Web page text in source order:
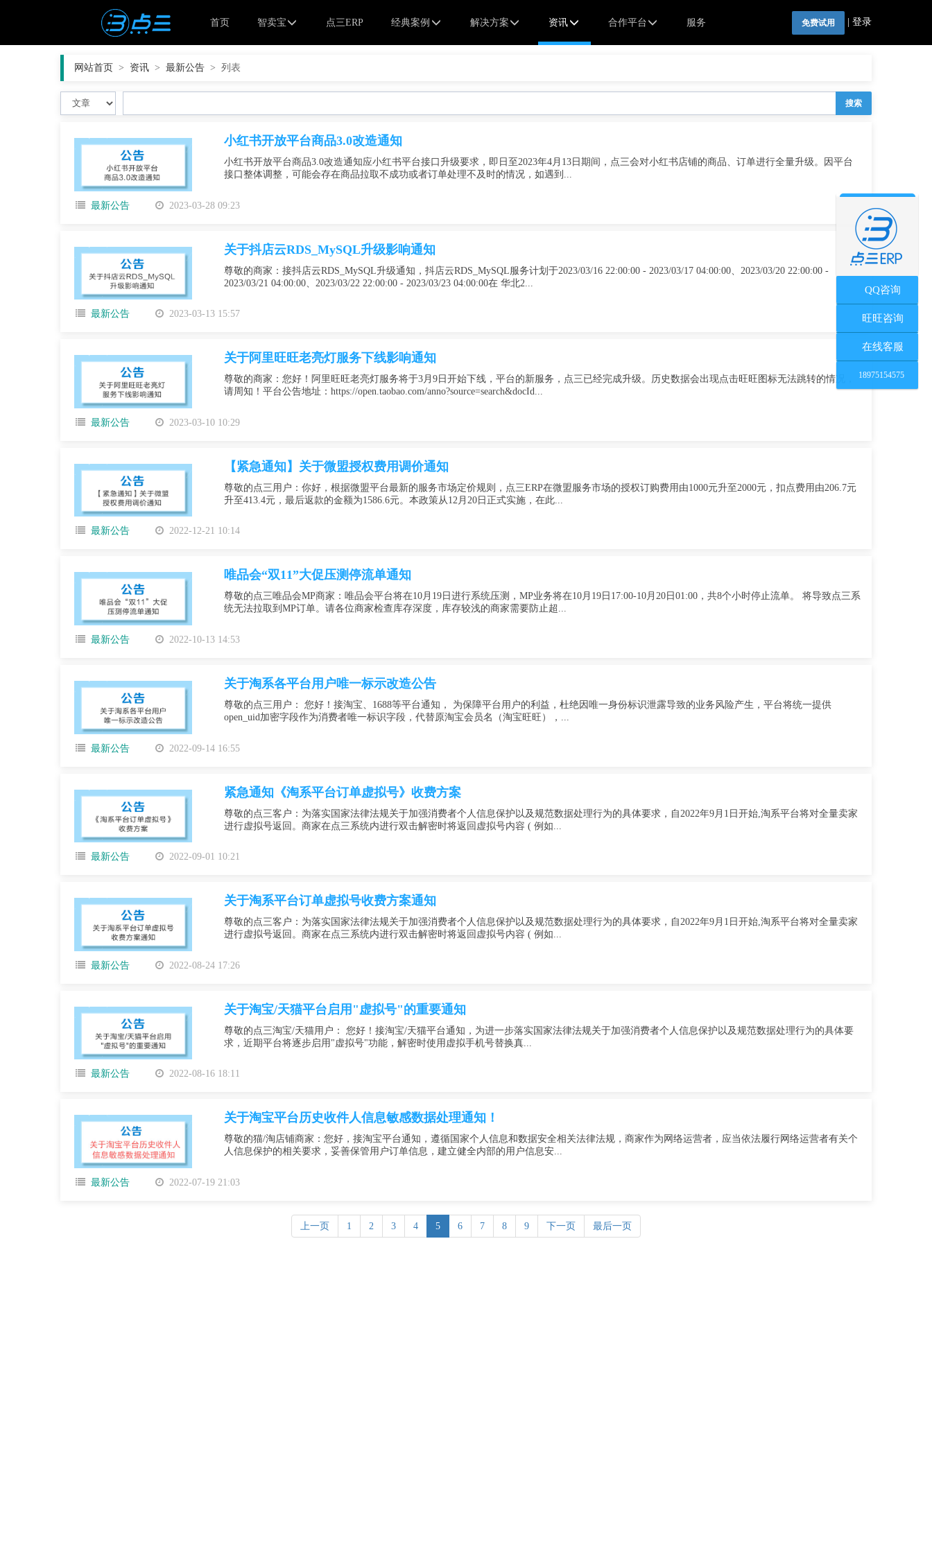
免费试用 登录
首页 智卖宝 点三ERP 经典案例 解决方案 资讯 合作平台 服务
网站首页 > 资讯 > 最新公告 > 列表
搜索
小红书开放平台商品3.0改造通知
小红书开放平台商品3.0改造通知应小红书平台接口升级要求，即日至2023年4月13日期间，点三会对小红书店铺的商品、订单进行全量升级。因平台
接口整体调整，可能会存在商品拉取不成功或者订单处理不及时的情况，如遇到...
最新公告 2023-03-28 09:23
关于抖店云RDS_MySQL升级影响通知
尊敬的商家：接抖店云RDS_MySQL升级通知，抖店云RDS_MySQL服务计划于2023/03/16 22:00:00 - 2023/03/17 04:00:00、2023/03/20 22:00:00 -
2023/03/21 04:00:00、2023/03/22 22:00:00 - 2023/03/23 04:00:00在 华北2...
最新公告 2023-03-13 15:57
关于阿里旺旺老亮灯服务下线影响通知
尊敬的商家：您好！阿里旺旺老亮灯服务将于3月9日开始下线，平台的新服务，点三已经完成升级。历史数据会出现点击旺旺图标无法跳转的情况，
请周知！平台公告地址：https://open.taobao.com/anno?source=search&docId...
最新公告 2023-03-10 10:29
【紧急通知】关于微盟授权费用调价通知
尊敬的点三用户：你好，根据微盟平台最新的服务市场定价规则，点三ERP在微盟服务市场的授权订购费用由1000元升至2000元，扣点费用由206.7元
升至413.4元，最后返款的金额为1586.6元。本政策从12月20日正式实施，在此...
最新公告 2022-12-21 10:14
唯品会“双11”大促压测停流单通知
尊敬的点三唯品会MP商家：唯品会平台将在10月19日进行系统压测，MP业务将在10月19日17:00-10月20日01:00，共8个小时停止流单。 将导致点三系
统无法拉取到MP订单。请各位商家检查库存深度，库存较浅的商家需要防止超...
最新公告 2022-10-13 14:53
关于淘系各平台用户唯一标示改造公告
尊敬的点三用户： 您好！接淘宝、1688等平台通知， 为保障平台用户的利益，杜绝因唯一身份标识泄露导致的业务风险产生，平台将统一提供
open_uid加密字段作为消费者唯一标识字段，代替原淘宝会员名（淘宝旺旺），...
最新公告 2022-09-14 16:55
紧急通知《淘系平台订单虚拟号》收费方案
尊敬的点三客户：为落实国家法律法规关于加强消费者个人信息保护以及规范数据处理行为的具体要求，自2022年9月1日开始,淘系平台将对全量卖家
进行虚拟号返回。商家在点三系统内进行双击解密时将返回虚拟号内容 ( 例如...
最新公告 2022-09-01 10:21
关于淘系平台订单虚拟号收费方案通知
尊敬的点三客户：为落实国家法律法规关于加强消费者个人信息保护以及规范数据处理行为的具体要求，自2022年9月1日开始,淘系平台将对全量卖家
进行虚拟号返回。商家在点三系统内进行双击解密时将返回虚拟号内容 ( 例如...
最新公告 2022-08-24 17:26
关于淘宝/天猫平台启用"虚拟号"的重要通知
尊敬的点三淘宝/天猫用户： 您好！接淘宝/天猫平台通知，为进一步落实国家法律法规关于加强消费者个人信息保护以及规范数据处理行为的具体要
求，近期平台将逐步启用"虚拟号"功能，解密时使用虚拟手机号替换真...
最新公告 2022-08-16 18:11
关于淘宝平台历史收件人信息敏感数据处理通知！
尊敬的猫/淘店铺商家：您好，接淘宝平台通知，遵循国家个人信息和数据安全相关法律法规，商家作为网络运营者，应当依法履行网络运营者有关个
人信息保护的相关要求，妥善保管用户订单信息，建立健全内部的用户信息安...
最新公告 2022-07-19 21:03
上一页 1 2 3 4 5 6 7 8 9 下一页 最后一页
QQ咨询
旺旺咨询
在线客服
18975154575